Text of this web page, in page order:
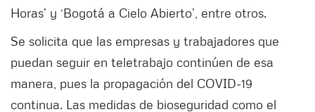
Horas’ y ‘Bogotá a Cielo Abierto’, entre otros.
Se solicita que las empresas y trabajadores que
puedan seguir en teletrabajo continúen de esa
manera, pues la propagación del COVID-19
continua. Las medidas de bioseguridad como el